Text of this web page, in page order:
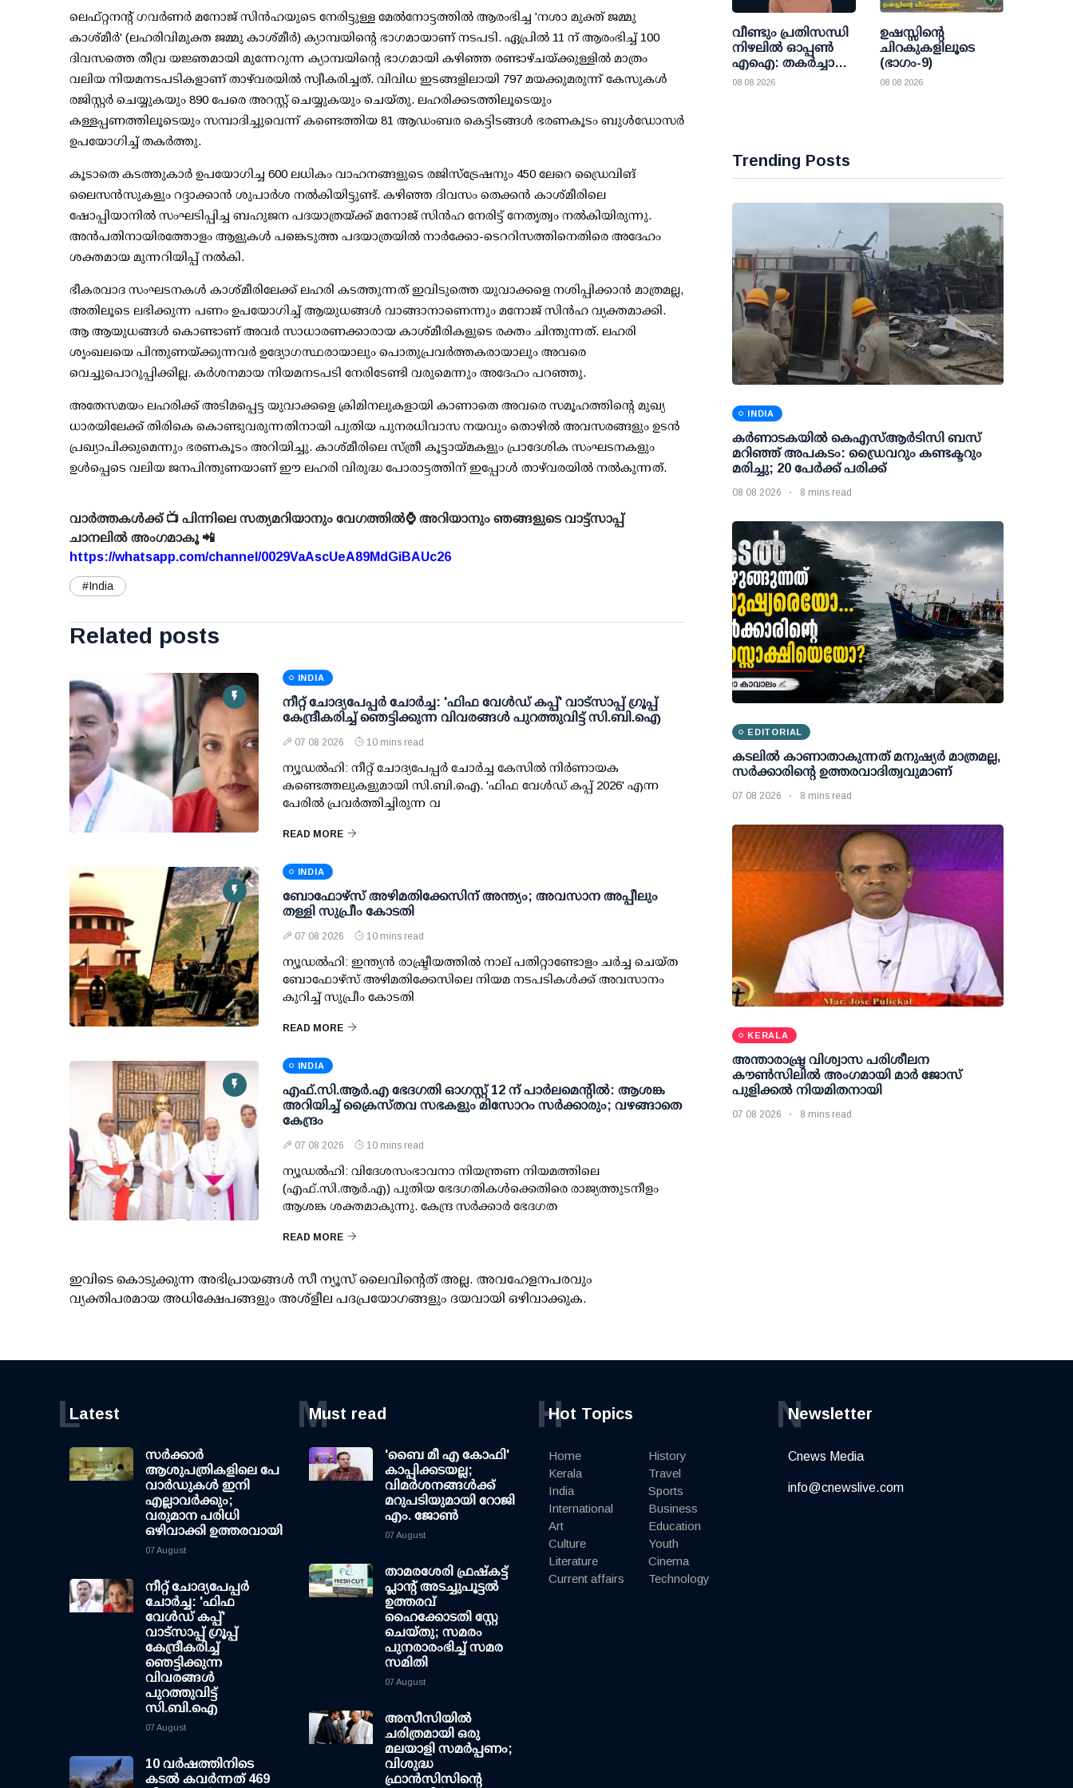
ലെഫ്റ്റനന്റ് ഗവര്‍ണര്‍ മനോജ് സിന്‍ഹയുടെ നേരിട്ടുള്ള മേല്‍നോട്ടത്തില്‍ ആരംഭിച്ച 'നശാ മുക്ത് ജമ്മു
കാശ്മീര്‍' (ലഹരിവിമുക്ത ജമ്മു കാശ്മീര്‍) ക്യാമ്പയിന്റെ ഭാഗമായാണ് നടപടി. ഏപ്രില്‍ 11 ന് ആരംഭിച്ച് 100
ദിവസത്തെ തീവ്ര യജ്ഞമായി മുന്നേറുന്ന ക്യാമ്പയിന്റെ ഭാഗമായി കഴിഞ്ഞ രണ്ടാഴ്ചയ്ക്കുള്ളില്‍ മാത്രം
വലിയ നിയമനടപടികളാണ് താഴ്‌വരയില്‍ സ്വീകരിച്ചത്. വിവിധ ഇടങ്ങളിലായി 797 മയക്കുമരുന്ന് കേസുകള്‍
രജിസ്റ്റര്‍ ചെയ്യുകയും 890 പേരെ അറസ്റ്റ് ചെയ്യുകയും ചെയ്തു. ലഹരിക്കടത്തിലൂടെയും
കള്ളപ്പണത്തിലൂടെയും സമ്പാദിച്ചുവെന്ന് കണ്ടെത്തിയ 81 ആഡംബര കെട്ടിടങ്ങള്‍ ഭരണകൂടം ബുള്‍ഡോസര്‍
ഉപയോഗിച്ച് തകര്‍ത്തു.
കൂടാതെ കടത്തുകാര്‍ ഉപയോഗിച്ച 600 ലധികം വാഹനങ്ങളുടെ രജിസ്‌ട്രേഷനും 450 ലേറെ ഡ്രൈവിങ്
ലൈസന്‍സുകളും റദ്ദാക്കാന്‍ ശുപാര്‍ശ നല്‍കിയിട്ടുണ്ട്. കഴിഞ്ഞ ദിവസം തെക്കന്‍ കാശ്മീരിലെ
ഷോപ്പിയാനില്‍ സംഘടിപ്പിച്ച ബഹുജന പദയാത്രയ്ക്ക് മനോജ് സിന്‍ഹ നേരിട്ട് നേതൃത്വം നല്‍കിയിരുന്നു.
അന്‍പതിനായിരത്തോളം ആളുകള്‍ പങ്കെടുത്ത പദയാത്രയില്‍ നാര്‍ക്കോ-ടെററിസത്തിനെതിരെ അദേഹം
ശക്തമായ മുന്നറിയിപ്പ് നല്‍കി.
ഭീകരവാദ സംഘടനകള്‍ കാശ്മീരിലേക്ക് ലഹരി കടത്തുന്നത് ഇവിടുത്തെ യുവാക്കളെ നശിപ്പിക്കാന്‍ മാത്രമല്ല,
അതിലൂടെ ലഭിക്കുന്ന പണം ഉപയോഗിച്ച് ആയുധങ്ങള്‍ വാങ്ങാനാണെന്നും മനോജ് സിന്‍ഹ വ്യക്തമാക്കി.
ആ ആയുധങ്ങള്‍ കൊണ്ടാണ് അവര്‍ സാധാരണക്കാരായ കാശ്മീരികളുടെ രക്തം ചിന്തുന്നത്. ലഹരി
ശൃംഖലയെ പിന്തുണയ്ക്കുന്നവര്‍ ഉദ്യോഗസ്ഥരായാലും പൊതുപ്രവര്‍ത്തകരായാലും അവരെ
വെച്ചുപൊറുപ്പിക്കില്ല. കര്‍ശനമായ നിയമനടപടി നേരിടേണ്ടി വരുമെന്നും അദേഹം പറഞ്ഞു.
അതേസമയം ലഹരിക്ക് അടിമപ്പെട്ട യുവാക്കളെ ക്രിമിനലുകളായി കാണാതെ അവരെ സമൂഹത്തിന്റെ മുഖ്യ
ധാരയിലേക്ക് തിരികെ കൊണ്ടുവരുന്നതിനായി പുതിയ പുനരധിവാസ നയവും തൊഴില്‍ അവസരങ്ങളും ഉടന്‍
പ്രഖ്യാപിക്കുമെന്നും ഭരണകൂടം അറിയിച്ചു. കാശ്മീരിലെ സ്ത്രീ കൂട്ടായ്മകളും പ്രാദേശിക സംഘടനകളും
ഉള്‍പ്പെടെ വലിയ ജനപിന്തുണയാണ് ഈ ലഹരി വിരുദ്ധ പോരാട്ടത്തിന് ഇപ്പോള്‍ താഴ്‌വരയില്‍ നല്‍കുന്നത്.
വാർത്തകൾക്ക് 📺 പിന്നിലെ സത്യമറിയാനും വേഗത്തിൽ⌚ അറിയാനും ഞങ്ങളുടെ വാട്ട്സാപ്പ്
ചാനലിൽ അംഗമാകൂ 📲
https://whatsapp.com/channel/0029VaAscUeA89MdGiBAUc26
#India
Related posts
INDIA
നീറ്റ് ചോദ്യപേപ്പര്‍ ചോര്‍ച്ച: 'ഫിഫ വേള്‍ഡ് കപ്പ്' വാട്സാപ്പ് ഗ്രൂപ്പ്
കേന്ദ്രീകരിച്ച് ഞെട്ടിക്കുന്ന വിവരങ്ങള്‍ പുറത്തുവിട്ട് സി.ബി.ഐ
07 08 2026 10 mins read
ന്യൂഡല്‍ഹി: നീറ്റ് ചോദ്യപേപ്പര്‍ ചോര്‍ച്ച കേസില്‍ നിര്‍ണായക
കണ്ടെത്തലുകളുമായി സി.ബി.ഐ. 'ഫിഫ വേള്‍ഡ് കപ്പ് 2026' എന്ന
പേരില്‍ പ്രവര്‍ത്തിച്ചിരുന്ന വ
READ MORE
INDIA
ബോഫോഴ്സ് അഴിമതിക്കേസിന് അന്ത്യം; അവസാന അപ്പീലും
തള്ളി സുപ്രീം കോടതി
07 08 2026 10 mins read
ന്യൂഡല്‍ഹി: ഇന്ത്യന്‍ രാഷ്ട്രീയത്തില്‍ നാല് പതിറ്റാണ്ടോളം ചര്‍ച്ച ചെയ്ത
ബോഫോഴ്സ് അഴിമതിക്കേസിലെ നിയമ നടപടികള്‍ക്ക് അവസാനം
കുറിച്ച് സുപ്രീം കോടതി
READ MORE
INDIA
എഫ്.സി.ആര്‍.എ ഭേദഗതി ഓഗസ്റ്റ് 12 ന് പാര്‍ലമെന്റില്‍: ആശങ്ക
അറിയിച്ച് ക്രൈസ്തവ സഭകളും മിസോറം സര്‍ക്കാരും; വഴങ്ങാതെ
കേന്ദ്രം
07 08 2026 10 mins read
ന്യൂഡല്‍ഹി: വിദേശസംഭാവനാ നിയന്ത്രണ നിയമത്തിലെ
(എഫ്.സി.ആര്‍.എ) പുതിയ ഭേദഗതികള്‍ക്കെതിരെ രാജ്യത്തുടനീളം
ആശങ്ക ശക്തമാകുന്നു. കേന്ദ്ര സര്‍ക്കാര്‍ ഭേദഗത
READ MORE
ഇവിടെ കൊടുക്കുന്ന അഭിപ്രായങ്ങള്‍ സീ ന്യൂസ് ലൈവിന്റെത് അല്ല. അവഹേളനപരവും
വ്യക്തിപരമായ അധിക്ഷേപങ്ങളും അശ്‌ളീല പദപ്രയോഗങ്ങളും ദയവായി ഒഴിവാക്കുക.
വീണ്ടും പ്രതിസന്ധി
നിഴലില്‍ ഓപ്പണ്‍
എഐ: തകര്‍ച്ചാ
മുന്നറിയിപ്പുകളെ
08 08 2026
ഉഷസ്സിന്റെ
ചിറകുകളിലൂടെ
(ഭാഗം-9)
08 08 2026
Trending Posts
INDIA
കര്‍ണാടകയില്‍ കെഎസ്ആര്‍ടിസി ബസ്
മറിഞ്ഞ് അപകടം: ഡ്രൈവറും കണ്ടക്ടറും
മരിച്ചു; 20 പേര്‍ക്ക് പരിക്ക്
08 08 2026 8 mins read
EDITORIAL
കടലിൽ കാണാതാകുന്നത് മനുഷ്യർ മാത്രമല്ല,
സർക്കാരിന്റെ ഉത്തരവാദിത്വവുമാണ്
07 08 2026 8 mins read
KERALA
അന്താരാഷ്ട്ര വിശ്വാസ പരിശീലന
കൗണ്‍സിലില്‍ അംഗമായി മാര്‍ ജോസ്
പുളിക്കല്‍ നിയമിതനായി
07 08 2026 8 mins read
Latest
L
സര്‍ക്കാര്‍
ആശുപത്രികളിലെ പേ
വാര്‍ഡുകള്‍ ഇനി
എല്ലാവര്‍ക്കും;
വരുമാന പരിധി
ഒഴിവാക്കി ഉത്തരവായി
07 August
നീറ്റ് ചോദ്യപേപ്പര്‍
ചോര്‍ച്ച: 'ഫിഫ
വേള്‍ഡ് കപ്പ്'
വാട്സാപ്പ് ഗ്രൂപ്പ്
കേന്ദ്രീകരിച്ച്
ഞെട്ടിക്കുന്ന
വിവരങ്ങള്‍
പുറത്തുവിട്ട്
സി.ബി.ഐ
07 August
10 വര്‍ഷത്തിനിടെ
കടല്‍ കവര്‍ന്നത് 469
Must read
M
'ബൈ മീ എ കോഫി'
കാപ്പിക്കടയല്ല;
വിമര്‍ശനങ്ങള്‍ക്ക്
മറുപടിയുമായി റോജി
എം. ജോണ്‍
07 August
താമരശേരി ഫ്രഷ്കട്ട്
പ്ലാന്റ് അടച്ചുപൂട്ടൽ
ഉത്തരവ്
ഹൈക്കോടതി സ്റ്റേ
ചെയ്തു; സമരം
പുനരാരംഭിച്ച് സമര
സമിതി
07 August
അസീസിയിൽ
ചരിത്രമായി ഒരു
മലയാളി സമർപ്പണം;
വിശുദ്ധ
ഫ്രാൻസിസിന്റെ
Hot Topics
H
Home
Kerala
India
International
Art
Culture
Literature
Current affairs
History
Travel
Sports
Business
Education
Youth
Cinema
Technology
Newsletter
N
Cnews Media
info@cnewslive.com